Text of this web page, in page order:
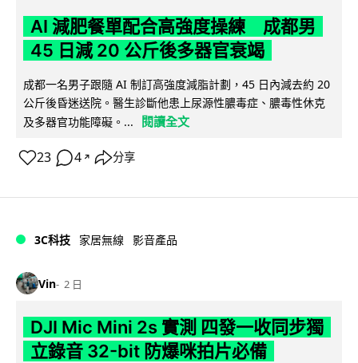
AI 減肥餐單配合高強度操練 成都男
45 日減 20 公斤後多器官衰竭
成都一名男子跟隨 AI 制訂高強度減脂計劃，45 日內減去約 20
公斤後昏迷送院。醫生診斷他患上尿源性膿毒症、膿毒性休克
及多器官功能障礙。...
閱讀全文
23 4 ↗ 分享
3C科技 家居無線 影音產品
Vin 2 日
DJI Mic Mini 2s 實測 四發一收同步獨
立錄音 32-bit 防爆咪拍片必備